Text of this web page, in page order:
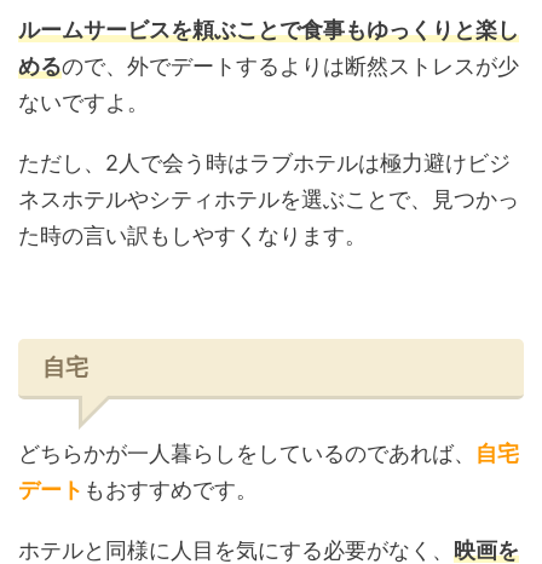
ルームサービスを頼ぶことで食事もゆっくりと楽し
めるので、外でデートするよりは断然ストレスが少
ないですよ。
ただし、2人で会う時はラブホテルは極力避けビジ
ネスホテルやシティホテルを選ぶことで、見つかっ
た時の言い訳もしやすくなります。
自宅
どちらかが一人暮らしをしているのであれば、 自宅
デート もおすすめです。
ホテルと同様に人目を気にする必要がなく、 映画を